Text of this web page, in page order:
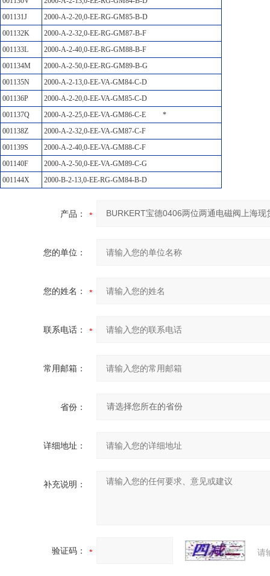
001131J
2000-A-2-20,0-EE-RG-GM85-B-D
001132K
2000-A-2-32,0-EE-RG-GM87-B-F
001133L
2000-A-2-40,0-EE-RG-GM88-B-F
001134M
2000-A-2-50,0-EE-RG-GM89-B-G
001135N
2000-A-2-13,0-EE-VA-GM84-C-D
001136P
2000-A-2-20,0-EE-VA-GM85-C-D
001137Q
2000-A-2-25,0-EE-VA-GM86-C-E
*
001138Z
2000-A-2-32,0-EE-VA-GM87-C-F
001139S
2000-A-2-40,0-EE-VA-GM88-C-F
001140F
2000-A-2-50,0-EE-VA-GM89-C-G
001144X
2000-B-2-13,0-EE-RG-GM84-B-D
产品：
您的单位：
您的姓名：
联系电话：
常用邮箱：
省份：
详细地址：
补充说明：
验证码： 请